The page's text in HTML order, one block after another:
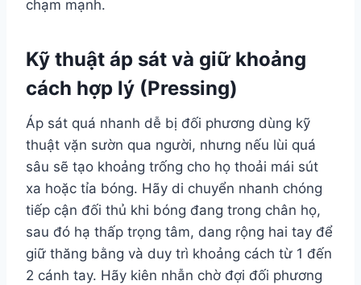
chạm mạnh.
Kỹ thuật áp sát và giữ khoảng
cách hợp lý (Pressing)
Áp sát quá nhanh dễ bị đối phương dùng kỹ
thuật vặn sườn qua người, nhưng nếu lùi quá
sâu sẽ tạo khoảng trống cho họ thoải mái sút
xa hoặc tỉa bóng. Hãy di chuyển nhanh chóng
tiếp cận đối thủ khi bóng đang trong chân họ,
sau đó hạ thấp trọng tâm, dang rộng hai tay để
giữ thăng bằng và duy trì khoảng cách từ 1 đến
2 cánh tay. Hãy kiên nhẫn chờ đợi đối phương